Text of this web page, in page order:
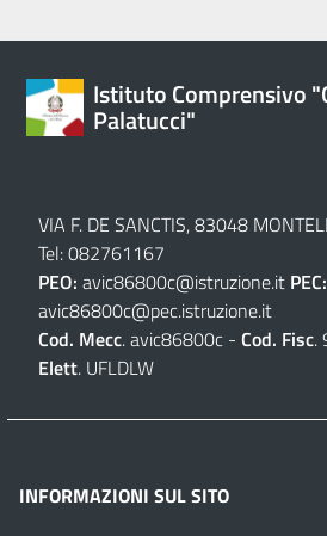
Istituto Comprensivo
Palatucci"
VIA F. DE SANCTIS, 83048
Tel: 082761167
PEO: avic86800c@istruzione.it PEC:
avic86800c@pec.istruzione.it
Cod. Mecc. avic86800c - Cod. Fisc.
Elett. UFLDLW
INFORMAZIONI SUL SITO